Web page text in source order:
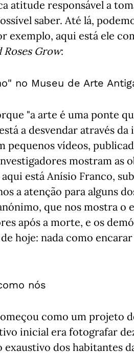
atitude responsável a
saber. Até lá,
exemplo, aqui está ele
Grow:
no Museu de Arte
"a arte é uma ponte
a desvendar através
pequenos vídeos,
mostram as
está Anísio Franco,
a atenção para alguns
que nos mostra o
após a morte, e os
hoje: nada como
nós
como um projeto
inicial era fotografar
dos habitantes